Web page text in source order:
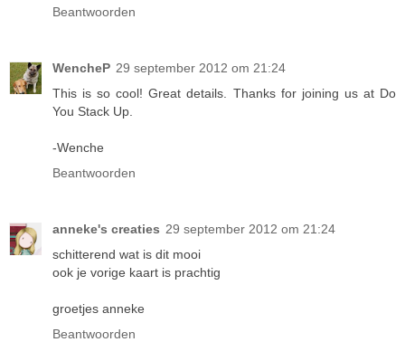
Beantwoorden
WencheP 29 september 2012 om 21:24
This is so cool! Great details. Thanks for joining us at Do
You Stack Up.
-Wenche
Beantwoorden
anneke's creaties 29 september 2012 om 21:24
schitterend wat is dit mooi
ook je vorige kaart is prachtig
groetjes anneke
Beantwoorden